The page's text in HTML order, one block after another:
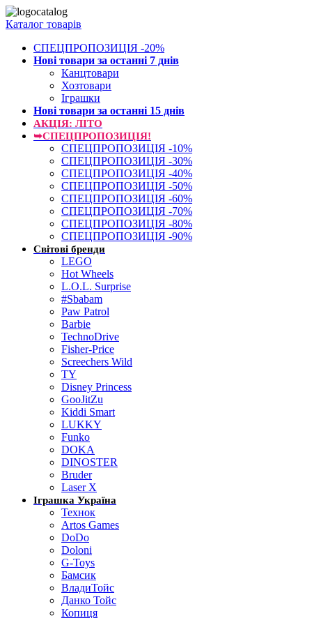
Каталог товарів
СПЕЦПРОПОЗИЦІЯ -20%
Нові товари за останнi 7 днiв
Канцтовари
Хозтовари
Іграшки
Нові товари за останнi 15 днiв
АКЦІЯ: ЛІТО
➥СПЕЦПРОПОЗИЦІЯ!
СПЕЦПРОПОЗИЦІЯ -10%
СПЕЦПРОПОЗИЦІЯ -30%
СПЕЦПРОПОЗИЦІЯ -40%
СПЕЦПРОПОЗИЦІЯ -50%
СПЕЦПРОПОЗИЦІЯ -60%
СПЕЦПРОПОЗИЦІЯ -70%
СПЕЦПРОПОЗИЦІЯ -80%
СПЕЦПРОПОЗИЦІЯ -90%
Світові бренди
LEGO
Hot Wheels
L.O.L. Surprise
#Sbabam
Paw Patrol
Barbie
TechnoDrive
Fisher-Price
Screechers Wild
TY
Disney Princess
GooJitZu
Kiddi Smart
LUKKY
Funko
DOKA
DINOSTER
Bruder
Laser X
Іграшка Україна
Технок
Artos Games
DoDo
Doloni
G-Toys
Бамсик
ВладиТойс
Данко Тойс
Копиця